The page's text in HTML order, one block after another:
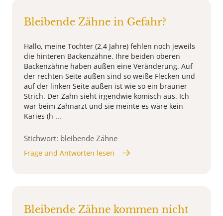
Bleibende Zähne in Gefahr?
Hallo, meine Tochter (2,4 Jahre) fehlen noch jeweils
die hinteren Backenzähne. Ihre beiden oberen
Backenzähne haben außen eine Veränderung. Auf
der rechten Seite außen sind so weiße Flecken und
auf der linken Seite außen ist wie so ein brauner
Strich. Der Zahn sieht irgendwie komisch aus. Ich
war beim Zahnarzt und sie meinte es wäre kein
Karies (h ...
Stichwort: bleibende Zähne
Frage und Antworten lesen
Bleibende Zähne kommen nicht